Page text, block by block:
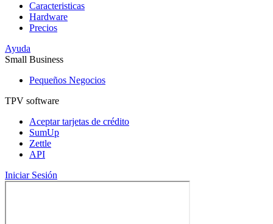
Caracteristicas
Hardware
Precios
Ayuda
Small Business
Pequeños Negocios
TPV software
Aceptar tarjetas de crédito
SumUp
Zettle
API
Iniciar Sesión